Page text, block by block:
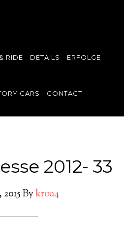
RIDE DETAILS ERFOLGE
CARS CONTACT
2012- 33
Bykroa4